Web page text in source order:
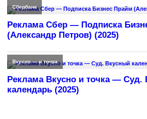
Сбербанк
Реклама Сбер — Подписка
(Александр Петров) (2025)
Вкусно — и точка
Реклама Вкусно и точка — Суд.
календарь (2025)